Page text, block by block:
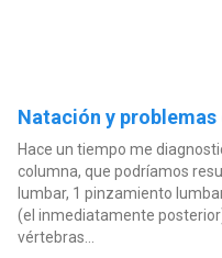
Natación y problemas
Hace un tiempo me
columna, que podríamos
lumbar, 1 pinzamiento
(el inmediatamente
vértebras...